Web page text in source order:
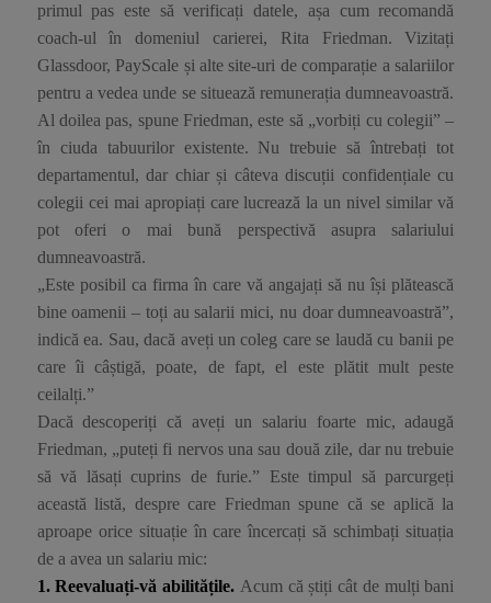
primul pas este să verificați datele, așa cum recomandă
coach-ul în domeniul carierei, Rita Friedman. Vizitați
Glassdoor, PayScale și alte site-uri de comparație a salariilor
pentru a vedea unde se situează remunerația dumneavoastră.
Al doilea pas, spune Friedman, este să „vorbiți cu colegii” –
în ciuda tabuurilor existente. Nu trebuie să întrebați tot
departamentul, dar chiar și câteva discuții confidențiale cu
colegii cei mai apropiați care lucrează la un nivel similar vă
pot oferi o mai bună perspectivă asupra salariului
dumneavoastră.
„Este posibil ca firma în care vă angajați să nu își plătească
bine oamenii – toți au salarii mici, nu doar dumneavoastră”,
indică ea. Sau, dacă aveți un coleg care se laudă cu banii pe
care îi câștigă, poate, de fapt, el este plătit mult peste
ceilalți.”
Dacă descoperiți că aveți un salariu foarte mic, adaugă
Friedman, „puteți fi nervos una sau două zile, dar nu trebuie
să vă lăsați cuprins de furie.” Este timpul să parcurgeți
această listă, despre care Friedman spune că se aplică la
aproape orice situație în care încercați să schimbați situația
de a avea un salariu mic:
1. Reevaluați-vă abilitățile. Acum că știți cât de mulți bani